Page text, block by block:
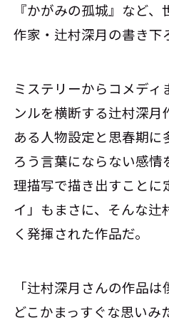
『かがみの孤城』など
作家・辻村深月の書き下
ミステリーからコメディ
ンルを横断する辻村深月
ある人物設定と思春期に
ろう言葉にならない感
理描写で描き出すことに
イ」もまさに、そんな辻
く発揮された作品だ。
「辻村深月さんの作品は
どこかまっすぐな思いみ